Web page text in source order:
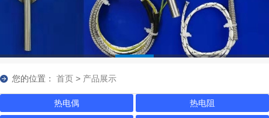
您的位置： 首页 > 产品展示
热电偶 热电阻